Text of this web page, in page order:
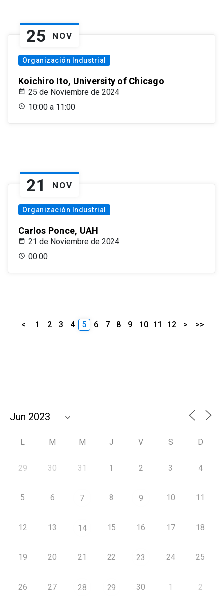
25 NOV
Organización Industrial
Koichiro Ito, University of Chicago
25 de Noviembre de 2024
10:00 a 11:00
21 NOV
Organización Industrial
Carlos Ponce, UAH
21 de Noviembre de 2024
00:00
< 1 2 3 4 5 6 7 8 9 10 11 12 > >>
L M M J V S D
29 30 31 1 2 3 4
5 6 7 8 9 10 11
12 13 14 15 16 17 18
19 20 21 22 23 24 25
26 27 28 29 30 1 2